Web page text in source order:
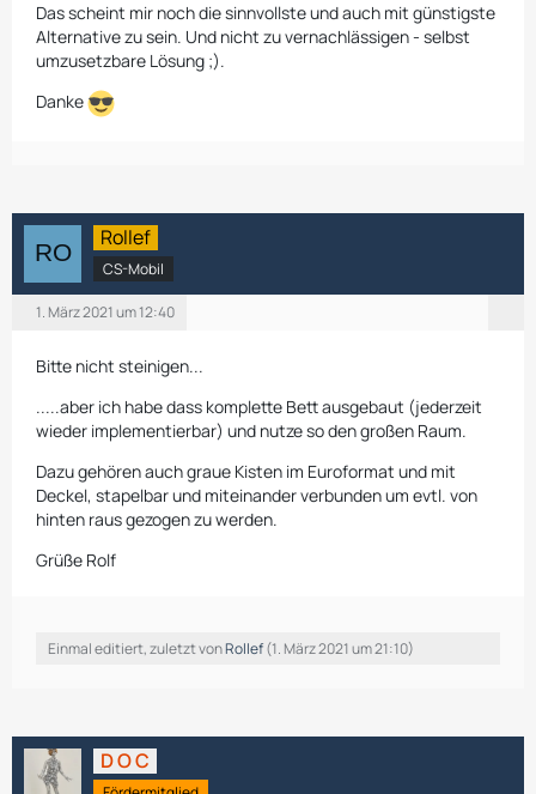
Das scheint mir noch die sinnvollste und auch mit günstigste
Alternative zu sein. Und nicht zu vernachlässigen - selbst
umzusetzbare Lösung ;).
Danke
Rollef
CS-Mobil
1. März 2021 um 12:40
Bitte nicht steinigen...
.....aber ich habe dass komplette Bett ausgebaut (jederzeit
wieder implementierbar) und nutze so den großen Raum.
Dazu gehören auch graue Kisten im Euroformat und mit
Deckel, stapelbar und miteinander verbunden um evtl. von
hinten raus gezogen zu werden.
Grüße Rolf
Einmal editiert, zuletzt vonRollef(1. März 2021 um 21:10)
D O C